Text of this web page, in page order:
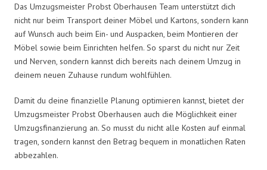
Das Umzugsmeister Probst Oberhausen Team unterstützt dich
nicht nur beim Transport deiner Möbel und Kartons, sondern kann
auf Wunsch auch beim Ein- und Auspacken, beim Montieren der
Möbel sowie beim Einrichten helfen. So sparst du nicht nur Zeit
und Nerven, sondern kannst dich bereits nach deinem Umzug in
deinem neuen Zuhause rundum wohlfühlen.
Damit du deine finanzielle Planung optimieren kannst, bietet der
Umzugsmeister Probst Oberhausen auch die Möglichkeit einer
Umzugsfinanzierung an. So musst du nicht alle Kosten auf einmal
tragen, sondern kannst den Betrag bequem in monatlichen Raten
abbezahlen.